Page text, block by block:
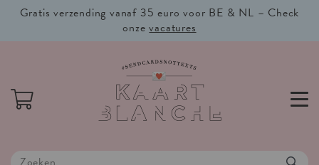
Gratis verzending vanaf 35 euro voor BE & NL – Check
onzevacatures